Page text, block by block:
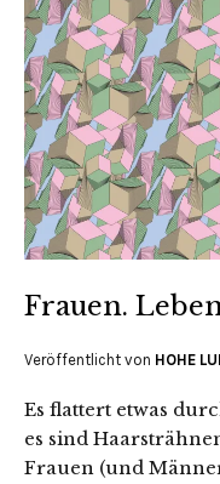
Frauen.
Veröffentlicht von HOHE
Es flattert etwas
es sind
Frauen (und